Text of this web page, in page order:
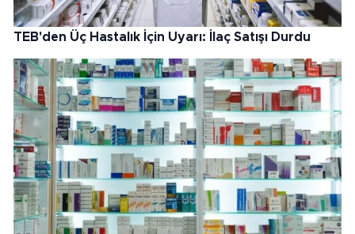
TEB'den Üç Hastalık İçin Uyarı: İlaç Satışı Durdu